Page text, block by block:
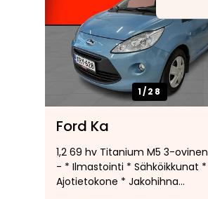
1/28
Ford Ka
1,2 69 hv Titanium M5 3-ovinen
- * Ilmastointi * Sähköikkunat *
Ajotietokone * Jakohihna